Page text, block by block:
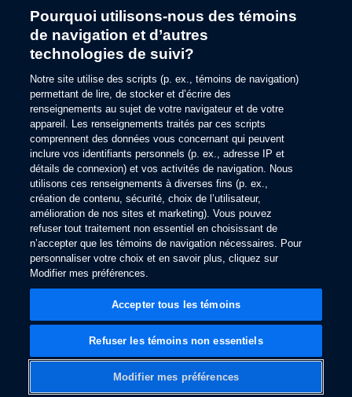
Application error: aclient-side exception has occurred while
loadingfr.ford.ca (see the browser console
Pourquoi utilisons-nous des témoins
de navigation et d’autres
technologies de suivi?
Notre site utilise des scripts (p. ex., témoins de navigation)
permettant de lire, de stocker et d’écrire des
renseignements au sujet de votre navigateur et de votre
appareil. Les renseignements traités par ces scripts
comprennent des données vous concernant qui peuvent
inclure vos identifiants personnels (p. ex., adresse IP et
détails de connexion) et vos activités de navigation. Nous
utilisons ces renseignements à diverses fins (p. ex.,
création de contenu, sécurité, choix de l’utilisateur,
amélioration de nos sites et marketing). Vous pouvez
refuser tout traitement non essentiel en choisissant de
n’accepter que les témoins de navigation nécessaires. Pour
personnaliser votre choix et en savoir plus, cliquez sur
Modifier mes préférences.
Modifier mes préférences
Refuser les témoins non essentiels
Accepter tous les témoins